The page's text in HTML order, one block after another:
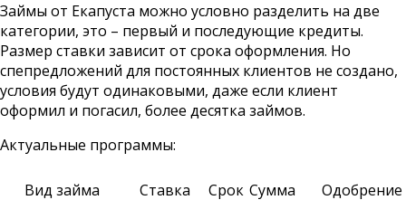
Займы от Екапуста можно условно разделить на две
категории, это – первый и последующие кредиты.
Размер ставки зависит от срока оформления. Но
спепредложений для постоянных клиентов не создано,
условия будут одинаковыми, даже если клиент
оформил и погасил, более десятка займов.
Актуальные программы:
Вид займа Ставка Срок Сумма
Одобрение